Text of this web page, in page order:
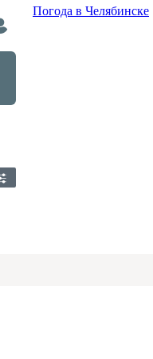
Погода в Челябинске